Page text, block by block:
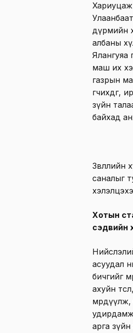
Хариуцаж
дүрмийн
албаны
Ялангуяа
маш их
газрын
өгчихдөг,
зүйн
байхад
саналыг
Хотын
сэдвийн
асуудал
бичгийг
ахуйн
арга